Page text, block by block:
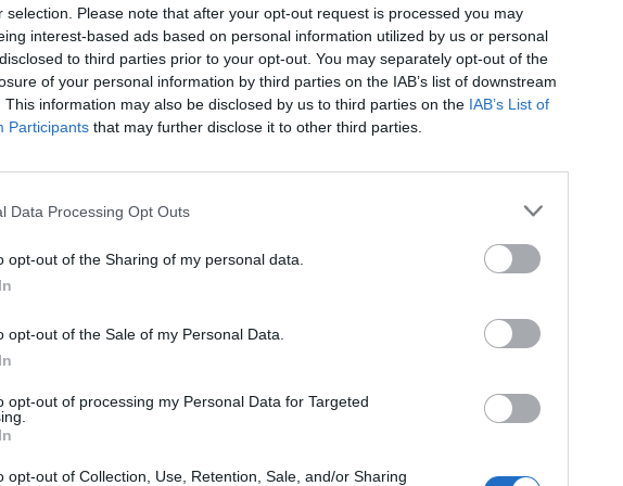
selection. Please note that after your opt-out request is processed you may
interest-based ads based on personal information utilized by us or personal
to third parties prior to your opt-out. You may separately opt-out of the
of your personal information by third parties on the IAB’s list of downstream
This information may also be disclosed by us to third parties on the IAB’s List of
Participants that may further disclose it to other third parties.
Data Processing Opt Outs
opt-out of the Sharing of my personal data.
opt-out of the Sale of my Personal Data.
opt-out of processing my Personal Data for Targeted
opt-out of Collection, Use, Retention, Sale, and/or Sharing
στο σούπερ μάρκετ και να τρώτε υγιεινά
εκτεταμένη αύξηση στα κρούσματα
απινιδωτές Ηράκλειο Κρήτης